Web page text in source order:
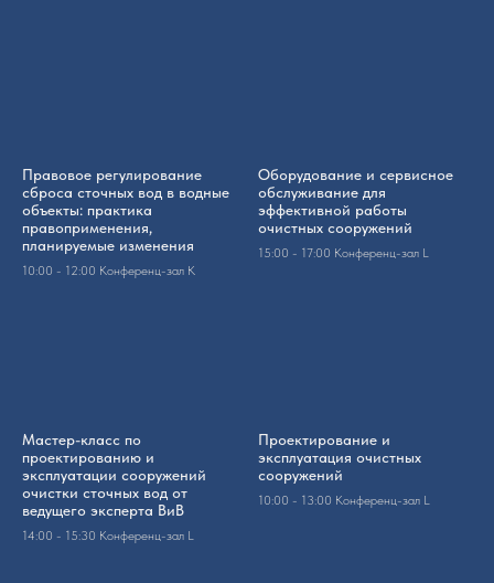
Правовое регулирование
сброса сточных вод в водные
объекты: практика
правоприменения,
планируемые изменения
10:00 - 12:00 Конференц-зал K
Оборудование и сервисное
обслуживание для
эффективной работы
очистных сооружений
15:00 - 17:00 Конференц-зал L
Мастер-класс по
проектированию и
эксплуатации сооружений
очистки сточных вод от
ведущего эксперта ВиВ
14:00 - 15:30 Конференц-зал L
Проектирование и
эксплуатация очистных
сооружений
10:00 - 13:00 Конференц-зал L